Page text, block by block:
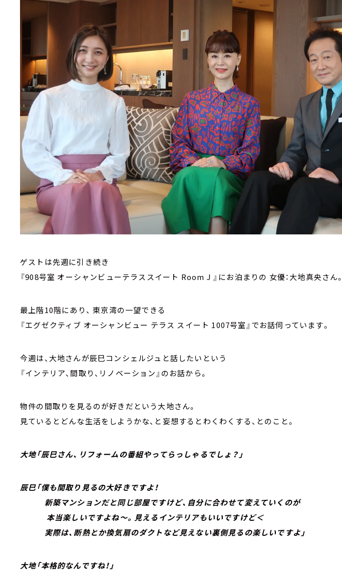
ゲストは先週に引き続き
『908号室 オーシャンビューテラススイート Room J 』にお泊まりの 女優：大地真央さん。
最上階10階にあり、 東京湾の一望できる
『エグゼクティブ オーシャンビュー テラス スイート 1007号室』でお話伺っています。
今週は、大地さんが辰巳コンシェルジュと話したいという
『インテリア、間取り、リノベーション』のお話から。
物件の間取りを見るのが好きだという大地さん。
見ているとどんな生活をしようかな、と妄想するとわくわくする、とのこと。
大地「辰巳さん、リフォームの番組やってらっしゃるでしょ？」
辰巳「僕も間取り見るの大好きですよ！
新築マンションだと同じ部屋ですけど、自分に合わせて変えていくのが
本当楽しいですよね～。見えるインテリアもいいですけど＜
実際は、断熱とか換気扇のダクトなど見えない裏側見るの楽しいですよ」
大地「本格的なんですね！」